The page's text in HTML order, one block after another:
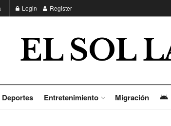
Login Register
EL SOL
Deportes Entretenimiento Migración